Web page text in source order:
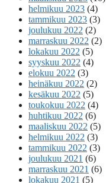
helmikuu 2023 (4)
tammikuu 2023 (3)
joulukuu 2022 (2)
marraskuu 2022 (2)
lokakuu 2022 (5)
syyskuu 2022 (4)
elokuu 2022 (3)
heinäkuu 2022 (2)
kesäkuu 2022 (5)
toukokuu 2022 (4)
huhtikuu 2022 (6)
maaliskuu 2022 (5)
helmikuu 2022 (3)
tammikuu 2022 (3)
joulukuu 2021 (6)
marraskuu 2021 (6)
lokakuu 2021 (5)